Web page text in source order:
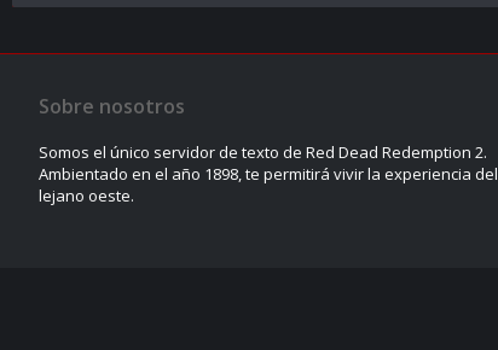
Sobre nosotros
Somos el único servidor de texto de Red Dead Redemption 2.
Ambientado en el año 1898, te permitirá vivir la experiencia del
lejano oeste.